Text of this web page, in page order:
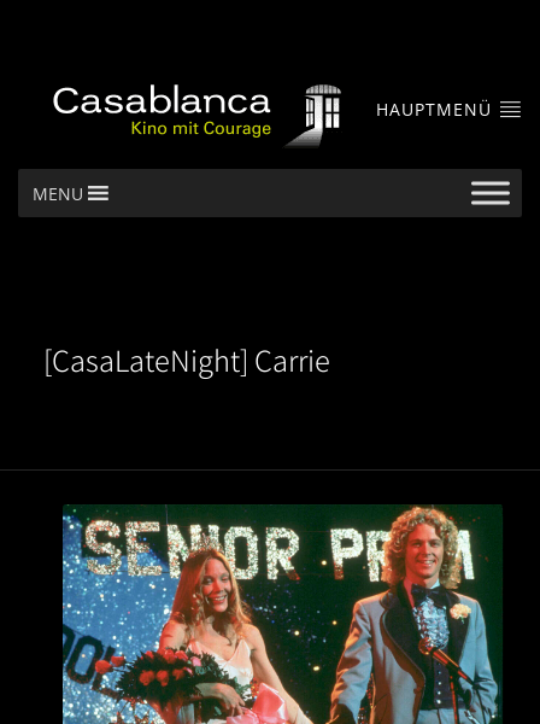
HAUPTMENÜ
MENU
[CasaLateNight] Carrie